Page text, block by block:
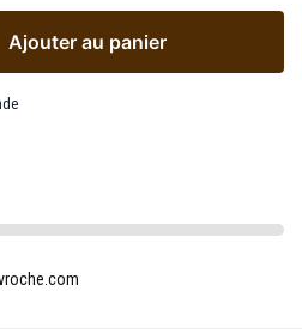
Ajouter au panier